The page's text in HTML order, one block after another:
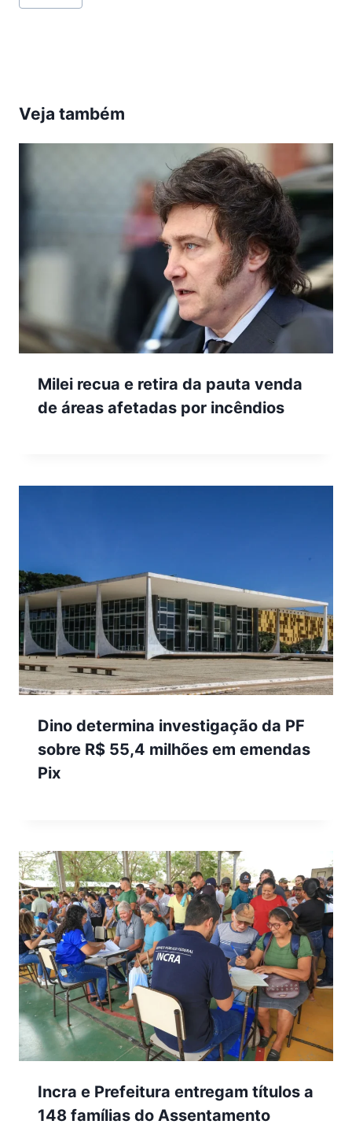
do
Veja também
Milei recua e retira da pauta venda
de áreas afetadas por incêndios
Dino determina investigação da PF
sobre R$ 55,4 milhões em emendas
Pix
Incra e Prefeitura entregam títulos a
148 famílias do Assentamento